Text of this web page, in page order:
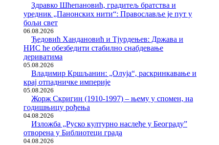
Здравко Шћепановић, градитељ братства и
уредник „Панонских нити“: Православље је пут у
бољи свет
06.08.2026
Ђедовић Хандановић и Тјурдењев: Држава и
НИС ће обезбедити стабилно снабдевање
дериватима
05.08.2026
Владимир Кршљанин: „Олуја“, раскринкавање и
крај отпадничке империје
05.08.2026
Жорж Скригин (1910-1997) – њему у спомен, на
годишњицу рођења
04.08.2026
Изложба „Руско културно наслеђе у Београду”
отворена у Библиотеци града
04.08.2026